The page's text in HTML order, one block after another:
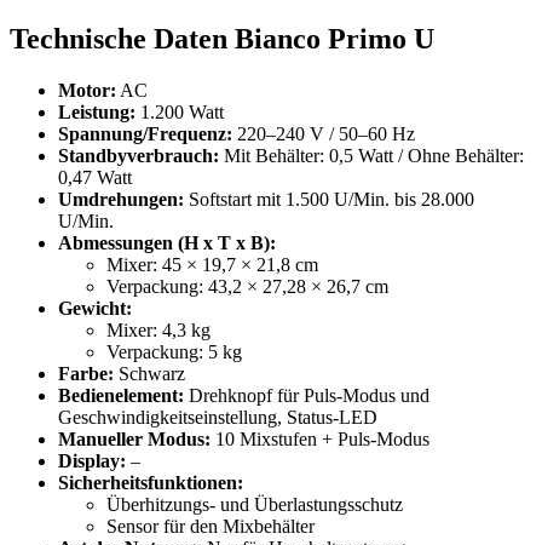
Technische Daten Bianco Primo U
Motor: AC
Leistung: 1.200 Watt
Spannung/Frequenz: 220–240 V / 50–60 Hz
Standbyverbrauch: Mit Behälter: 0,5 Watt / Ohne Behälter:
0,47 Watt
Umdrehungen: Softstart mit 1.500 U/Min. bis 28.000
U/Min.
Abmessungen (H x T x B):
Mixer: 45 × 19,7 × 21,8 cm
Verpackung: 43,2 × 27,28 × 26,7 cm
Gewicht:
Mixer: 4,3 kg
Verpackung: 5 kg
Farbe: Schwarz
Bedienelement: Drehknopf für Puls-Modus und
Geschwindigkeitseinstellung, Status-LED
Manueller Modus: 10 Mixstufen + Puls-Modus
Display: –
Sicherheitsfunktionen:
Überhitzungs- und Überlastungsschutz
Sensor für den Mixbehälter